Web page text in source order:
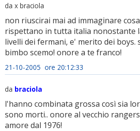
da x braciola
non riuscirai mai ad immaginare
rispettano in tutta italia nonostante
livelli dei fermani, e' merito dei boys.
bimbo scemo! onore a te franco!
21-10-2005 ore 20:12:33
da braciola
l'hanno combinata grossa così sia
sono morti.. onore al vecchio
amore dal 1976!